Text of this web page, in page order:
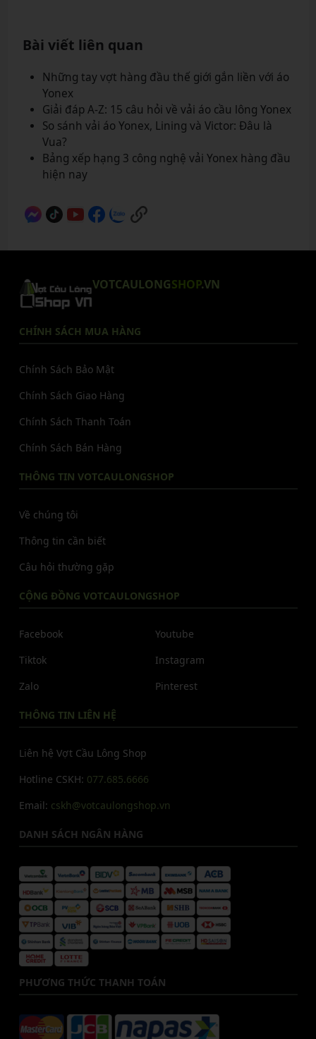
Bài viết liên quan
Những tay vợt hàng đầu thế giới gắn liền với áo
Yonex
Giải đáp A-Z: 15 câu hỏi về vải áo cầu lông Yonex
So sánh vải áo Yonex, Lining và Victor: Đâu là
Vua?
Bảng xếp hạng 3 công nghệ vải Yonex hàng đầu
hiện nay
VOTCAULONGSHOP.VN
CHÍNH SÁCH MUA HÀNG
Chính Sách Bảo Mật
Chính Sách Giao Hàng
Chính Sách Thanh Toán
Chính Sách Bán Hàng
THÔNG TIN VOTCAULONGSHOP
Về chúng tôi
Thông tin cần biết
Câu hỏi thường gặp
CỘNG ĐỒNG VOTCAULONGSHOP
Facebook
Tiktok
Zalo
Youtube
Instagram
Pinterest
THÔNG TIN LIÊN HỆ
Liên hệ Vợt Cầu Lông Shop
Hotline CSKH: 077.685.6666
Email: cskh@votcaulongshop.vn
DANH SÁCH NGÂN HÀNG
PHƯƠNG THỨC THANH TOÁN